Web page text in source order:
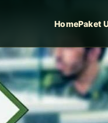
HomePaket